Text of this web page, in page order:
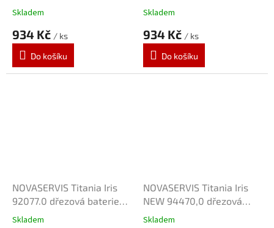
"RS" 100mm
Skladem
934 Kč / ks
Do košíku
"R" 150mm
Skladem
934 Kč / ks
Do košíku
NOVASERVIS Titania Iris
92077.0 dřezová baterie
"R" 100mm
Skladem
NOVASERVIS Titania Iris
NEW 94470,0 dřezová
baterie "RS" 150mm
Skladem